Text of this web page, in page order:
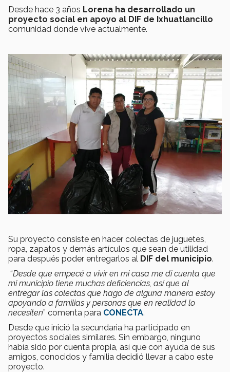
Desde hace 3 años Lorena ha desarrollado un
proyecto social en apoyo al DIF de Ixhuatlancillo
comunidad donde vive actualmente.
Su proyecto consiste en hacer colectas de juguetes,
ropa, zapatos y demás artículos que sean de utilidad
para después poder entregarlos al DIF del municipio.
“Desde que empecé a vivir en mi casa me di cuenta que
mi municipio tiene muchas deficiencias, así que al
entregar las colectas que hago de alguna manera estoy
apoyando a familias y personas que en realidad lo
necesiten” comenta para CONECTA.
Desde que inició la secundaria ha participado en
proyectos sociales similares. Sin embargo, ninguno
había sido por cuenta propia, así que con ayuda de sus
amigos, conocidos y familia decidió llevar a cabo este
proyecto.